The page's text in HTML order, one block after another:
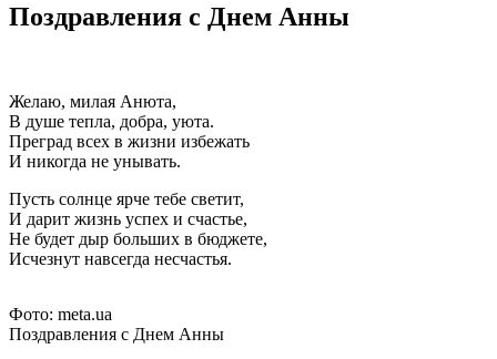
Поздравления с Днем Анны
Желаю, милая Анюта,
В душе тепла, добра, уюта.
Преград всех в жизни избежать
И никогда не унывать.
Пусть солнце ярче тебе светит,
И дарит жизнь успех и счастье,
Не будет дыр больших в бюджете,
Исчезнут навсегда несчастья.
Фото: meta.ua
Поздравления с Днем Анны